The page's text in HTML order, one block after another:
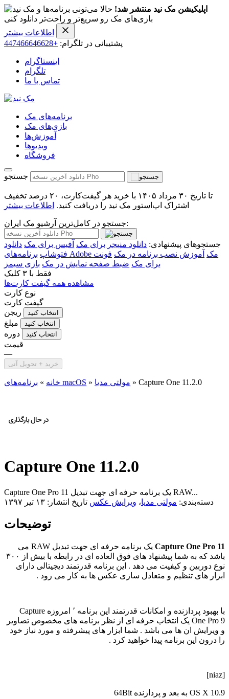
اپلیکیشن مک نید منتشر شد! حالا می‌تونی برنامه‌ها و
بازی‌های مک رو سریع‌تر و راحت‌تر دانلود کنی
اطلاعات بیشتر
پشتیبانی در تلگرام: +447466646628
اینستاگرام
تلگرام
تماس با ما
برنامه‌های مک
بازی‌های مک
آموزش‌ها
ویدیو‌ها
فروشگاه
جستجو
تا تاریخ ۳۰ مرداد ۱۴۰۵ با خرید هر گیفت‌کارت، ۲۰ درصد تخفیف
اشتراک اپ‌استور مک نید را دریافت کنید. اطلاعات بیشتر
جستجو در کامل‌ترین آرشیو مک ایران:
جستجوهای پیشنهادی: دانلود منیجر برای مک آفیس برای مک دانلود
فتوشاپ
برنامه‌های Adobe مک آموزش نصب برنامه در مک فونت
برای مک ضبط صفحه نمایش در مک بازی سیمز
فقط با ۳ کلیک
مشاهده همه گیفت کارت‌ها
نوع کارت
گیفت کارت
ریجن
انتخاب کنید
مبلغ انتخاب کنید
دوره انتخاب کنید
قیمت
—
خرید + تحویل آنی
خانه » برنامه‌های macOS » مولتی مدیا » Capture One 11.2.0
Capture One 11.2.0
Capture One Pro 11 یک برنامه حرفه ای جهت تبدیل RAW...
دسته‌بندی: مولتی مدیا، ویرایش عکس تاریخ انتشار: ۱۳ تیر ۱۳۹۷
توضیحات
Capture One Pro 11
یک برنامه حرفه ای جهت تبدیل RAW می
باشد که به شما پیشنهاد های فوق العاده ای در رابطه با بیش از ۳۰۰
نوع دوربین و کیفیت می دهد . این برنامه قدرتمند دیجیتالی دارای
ابزار های تنظیم و متعادل سازی عکس ها به کار می رود .
با بهبود پردازنده و امکانات قدرتمند این برنامه ٬ امروزه Capture
One Pro 9 یک انتخاب حرفه ای از نظر برنامه های مخصوص تصاویر
و ویرایش ان ها می باشد . شما ابزار های پیشرفته و مورد نیاز خود
را درون این برنامه پیدا خواهید کرد .
[niaz]
OS X 10.9 به بعد و پردازنده 64Bit